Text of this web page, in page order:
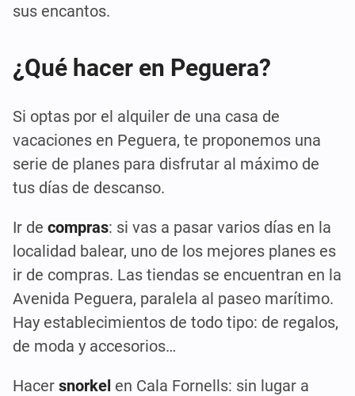
sus encantos.
¿Qué hacer en Peguera?
Si optas por el alquiler de una casa de
vacaciones en Peguera, te proponemos una
serie de planes para disfrutar al máximo de
tus días de descanso.
Ir de compras: si vas a pasar varios días en la
localidad balear, uno de los mejores planes es
ir de compras. Las tiendas se encuentran en la
Avenida Peguera, paralela al paseo marítimo.
Hay establecimientos de todo tipo: de regalos,
de moda y accesorios…
Hacer snorkel en Cala Fornells: sin lugar a